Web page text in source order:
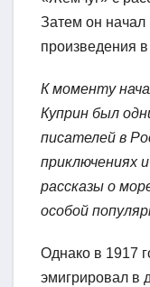
Затем он начал
произведения
К моменту
Куприн был
писателей в
приключениях
рассказы о
особой
Однако в 1917
эмигрировал в